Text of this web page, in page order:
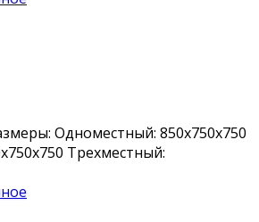
Одноместный: 850х750х750
Трехместный: